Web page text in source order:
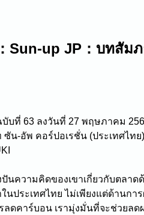
Sun-up JP：บทสัม
บับที่ 63 ลงวันที่ 27 พฤษภาคม
น-อัพ คอร์ปอเรชั่น (ประเทศไท
นความคิดของเขาเกี่ยวกับตลาด
นประเทศไทย ไม่เพียงแต่ด้านก
ลดคาร์บอน เรามุ่งมั่นที่จะช่วยล